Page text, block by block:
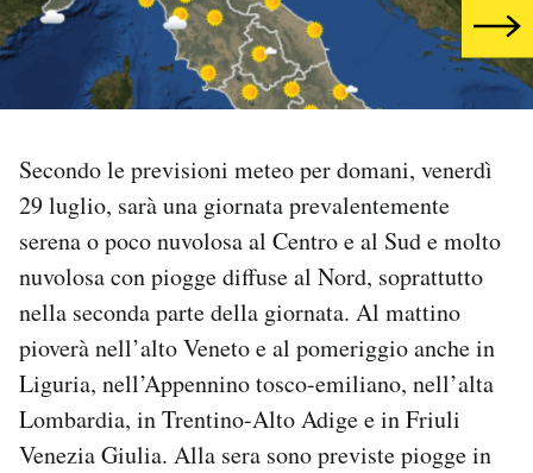
NEWSLETTER
SHOP
AREA PERSONALE
Area Personale
Newsletter
Secondo le previsioni meteo per domani, venerdì
29 luglio, sarà una giornata prevalentemente
serena o poco nuvolosa al Centro e al Sud e molto
nuvolosa con piogge diffuse al Nord, soprattutto
nella seconda parte della giornata. Al mattino
pioverà nell’alto Veneto e al pomeriggio anche in
Liguria, nell’Appennino tosco-emiliano, nell’alta
Lombardia, in Trentino-Alto Adige e in Friuli
Venezia Giulia. Alla sera sono previste piogge in